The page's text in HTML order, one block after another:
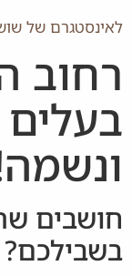
לאינסטגרם של
רחוב
חושבים
בשבילכם?